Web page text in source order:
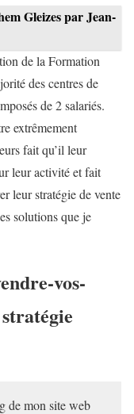
Gleizes par Jean-
de la Formation
des centres de
de 2 salariés.
extrêmement
fait qu’il leur
leur activité et fait
leur stratégie de vente
solutions que je
vos-
de mon site web